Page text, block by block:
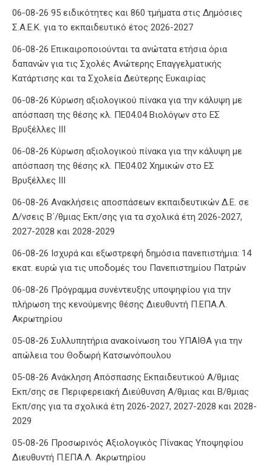
06-08-26 95 ειδικότητες και 860 τμήματα στις Δημόσιες
Σ.Α.Ε.Κ. για το εκπαιδευτικό έτος 2026-2027
06-08-26 Επικαιροποιούνται τα ανώτατα ετήσια όρια
δαπανών για τις Σχολές Ανώτερης Επαγγελματικής
Κατάρτισης και τα Σχολεία Δεύτερης Ευκαιρίας
06-08-26 Κύρωση αξιολογικού πίνακα για την κάλυψη με
απόσπαση της θέσης κλ. ΠΕ04.04 Βιολόγων στο ΕΣ
Βρυξέλλες ΙΙΙ
06-08-26 Κύρωση αξιολογικού πίνακα για την κάλυψη με
απόσπαση της θέσης κλ. ΠΕ04.02 Χημικών στο ΕΣ
Βρυξέλλες ΙΙΙ
06-08-26 Ανακλήσεις αποσπάσεων εκπαιδευτικών Δ.Ε. σε
Δ/νσεις Β΄/θμιας Εκπ/σης για τα σχολικά έτη 2026-2027,
2027-2028 και 2028-2029
06-08-26 Ισχυρά και εξωστρεφή δημόσια πανεπιστήμια: 14
εκατ. ευρώ για τις υποδομές του Πανεπιστημίου Πατρών
06-08-26 Πρόγραμμα συνέντευξης υποψηφίου για την
πλήρωση της κενούμενης θέσης Διευθυντή Π.ΕΠΑ.Λ.
Ακρωτηρίου
05-08-26 Συλλυπητήρια ανακοίνωση του ΥΠΑΙΘΑ για την
απώλεια του Θοδωρή Κατσωνόπουλου
05-08-26 Ανάκληση Απόσπασης Εκπαιδευτικού Α/θμιας
Εκπ/σης σε Περιφερειακή Διεύθυνση Α/θμιας και Β/θμιας
Εκπ/σης για τα σχολικά έτη 2026-2027, 2027-2028 και 2028-
2029
05-08-26 Προσωρινός Αξιολογικός Πίνακας Υποψηφίου
Διευθυντή Π.ΕΠΑ.Λ. Ακρωτηρίου